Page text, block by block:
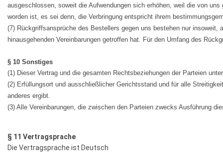
ausgeschlossen, soweit die Aufwendungen sich erhöhen, weil die von
worden ist, es sei denn, die Verbringung entspricht ihrem
(7) Rückgriffsansprüche des Bestellers gegen uns bestehen nur
hinausgehenden Vereinbarungen getroffen hat. Für den Umfang des
§ 10 Sonstiges
(1) Dieser Vertrag und die gesamten Rechtsbeziehungen der Parteien
(2) Erfüllungsort und ausschließlicher Gerichtsstand und für alle
anderes ergibt.
(3) Alle Vereinbarungen, die zwischen den Parteien zwecks Ausführung
§ 11 Vertragsprache
Die Vertragsprache ist Deutsch